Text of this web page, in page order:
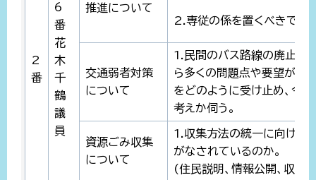
2
番
6
番
花
木
千
鶴
議
員
推進について
2.専従の係を置くべきでは
交通弱者対策
について
1.民間のバス路線の廃止や
ら多くの問題点や要望が出
をどのように受け止め、今
考えか伺う。
資源ごみ収集
について
1.収集方法の統一に向けて
がなされているのか。
(住民説明、情報公開、収集